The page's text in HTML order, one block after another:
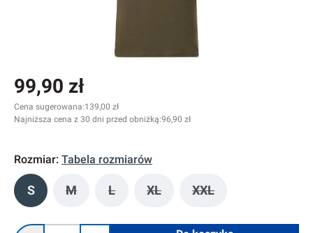
99,90 zł
Cena sugerowana:139,00 zł
Najniższa cena z 30 dni przed obniżką:96,90 zł
Rozmiar: Tabela rozmiarów
S M(Ta opcja jest obecnie niedostępna.)
L(Ta opcja jest obecnie niedostępna.)
XL(Ta opcja jest obecnie
XXL(Ta opcja jest